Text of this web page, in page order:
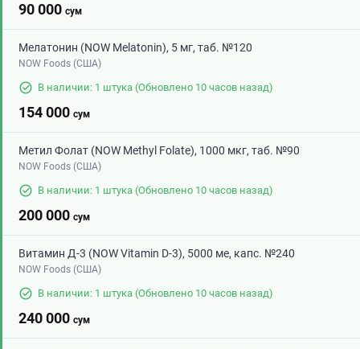
90 000 сум
Мелатонин (NOW Melatonin), 5 мг, таб. №120
NOW Foods (США)
В наличии: 1 штука (Обновлено 10 часов назад)
154 000 сум
Метил Фолат (NOW Methyl Folate), 1000 мкг, таб. №90
NOW Foods (США)
В наличии: 1 штука (Обновлено 10 часов назад)
200 000 сум
Витамин Д-3 (NOW Vitamin D-3), 5000 ме, капс. №240
NOW Foods (США)
В наличии: 1 штука (Обновлено 10 часов назад)
240 000 сум